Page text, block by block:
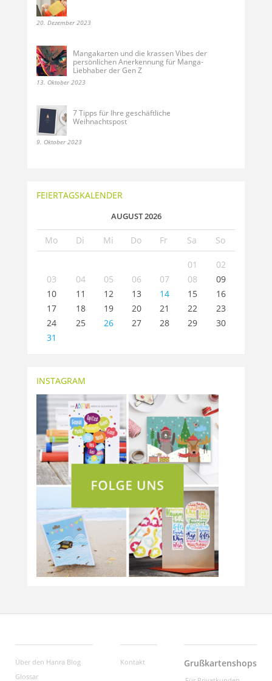
20. Dezember 2023
Mangakarten und die krassen Vibes der
persönlichen Anerkennung für Manga-
Liebhaber der Gen Z
13. Oktober 2023
7 Tipps für Ihre geschäftliche
Weihnachtspost
9. Oktober 2023
FEIERTAGSKALENDER
AUGUST 2026
Mo Di Mi Do Fr Sa So
01
02
03
04 05 06 07 08
09
10
11 12 13 14 15
16
17
18 19 20 21 22
23
24
25 26 27 28 29
30
31
INSTAGRAM
Über den Hanra Blog
Glossar
Kontakt Grußkartenshops